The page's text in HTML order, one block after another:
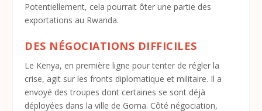
Potentiellement, cela pourrait ôter une partie des
exportations au Rwanda.
DES NÉGOCIATIONS DIFFICILES
Le Kenya, en première ligne pour tenter de régler la
crise, agit sur les fronts diplomatique et militaire. Il a
envoyé des troupes dont certaines se sont déjà
déployées dans la ville de Goma. Côté négociation,